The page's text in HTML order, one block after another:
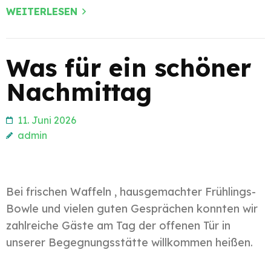
WEITERLESEN
Was für ein schöner
Nachmittag
11. Juni 2026
admin
Bei frischen Waffeln , hausgemachter Frühlings-
Bowle und vielen guten Gesprächen konnten wir
zahlreiche Gäste am Tag der offenen Tür in
unserer Begegnungsstätte willkommen heißen.